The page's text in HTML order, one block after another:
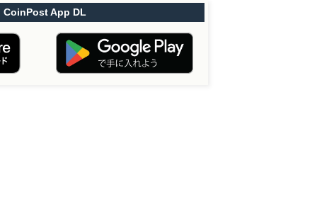
CoinPost App DL